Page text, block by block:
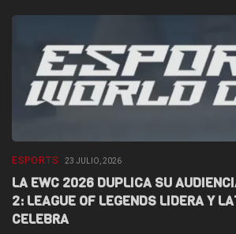
ESPORTS 23 JULIO, 2026
LA EWC 2026 DUPLICA SU
2: LEAGUE OF LEGENDS LIDERA Y
CELEBRA